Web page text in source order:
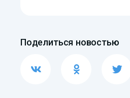
Поделиться новостью